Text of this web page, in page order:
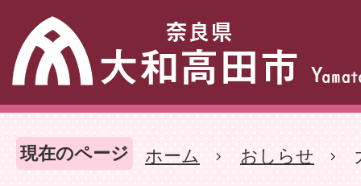
現在のページ ホーム おしらせ